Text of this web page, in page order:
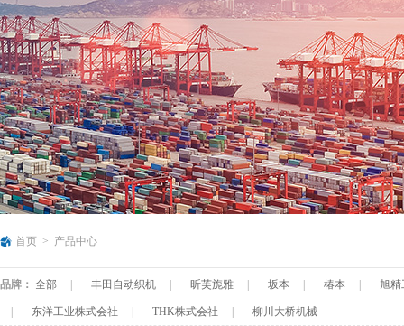
首页 > 产品中心
品牌： 全部 丰田自动织机 昕芙旎雅 坂本 椿本 旭精
东洋工业株式会社 THK株式会社 柳川大桥机械